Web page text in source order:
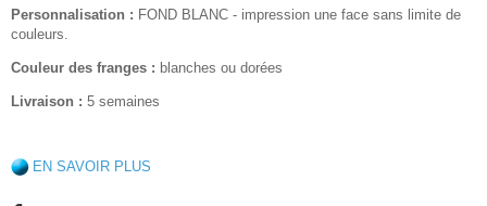
Personnalisation : FOND BLANC - impression une face sans limite de
couleurs.
Couleur des franges : blanches ou dorées
Livraison : 5 semaines
EN SAVOIR PLUS